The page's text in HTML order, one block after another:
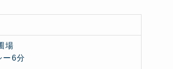
場
6分